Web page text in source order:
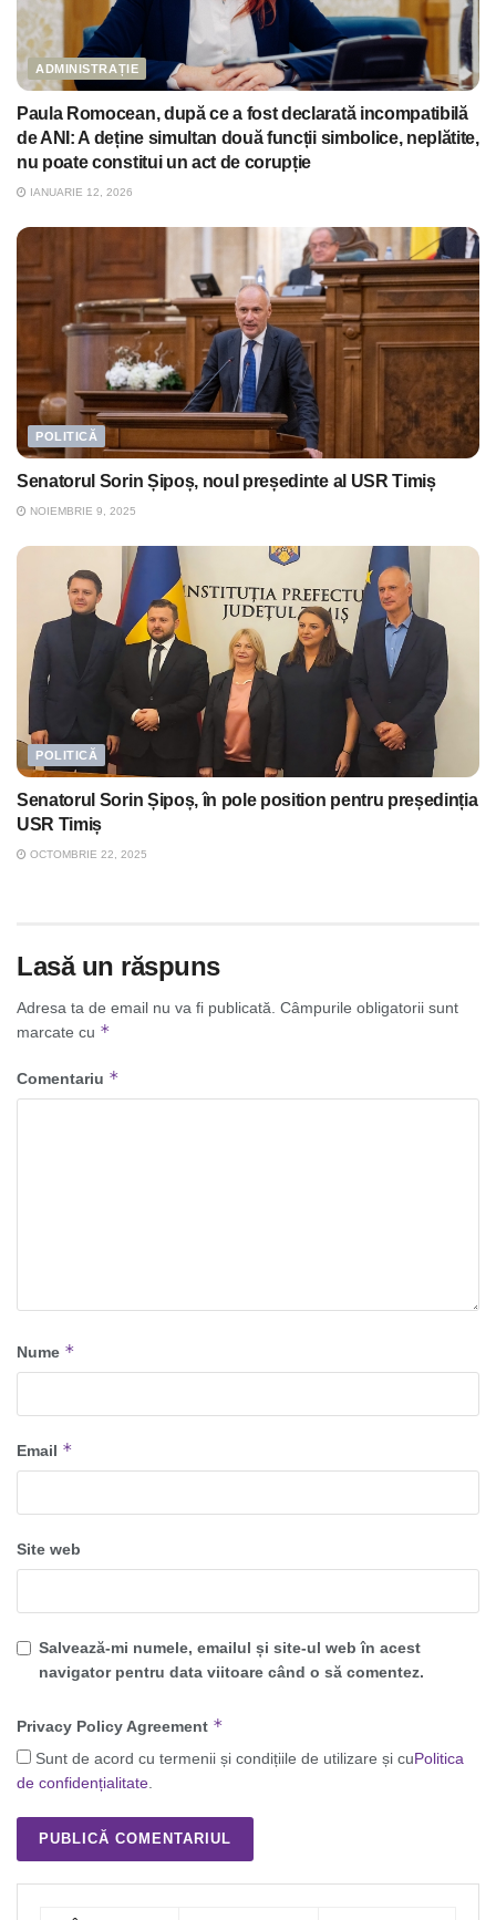
ADMINISTRAȚIE
Paula Romocean, după ce a fost declarată incompatibilă
de ANI: A deține simultan două funcții simbolice, neplătite,
nu poate constitui un act de corupție
IANUARIE 12, 2026
POLITICĂ
Senatorul Sorin Șipoș, noul președinte al USR Timiș
NOIEMBRIE 9, 2025
POLITICĂ
Senatorul Sorin Șipoș, în pole position pentru președinția
USR Timiș
OCTOMBRIE 22, 2025
Lasă un răspuns
Adresa ta de email nu va fi publicată. Câmpurile obligatorii sunt
marcate cu *
Comentariu *
Nume *
Email *
Site web
Salvează-mi numele, emailul și site-ul web în acest
navigator pentru data viitoare când o să comentez.
Privacy Policy Agreement *
Sunt de acord cu termenii și condițiile de utilizare și cuPolitica
de confidențialitate.